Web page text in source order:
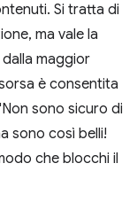
Si tratta di
ma vale la
maggior
è consentita
sono sicuro di
sono così belli!
che blocchi il